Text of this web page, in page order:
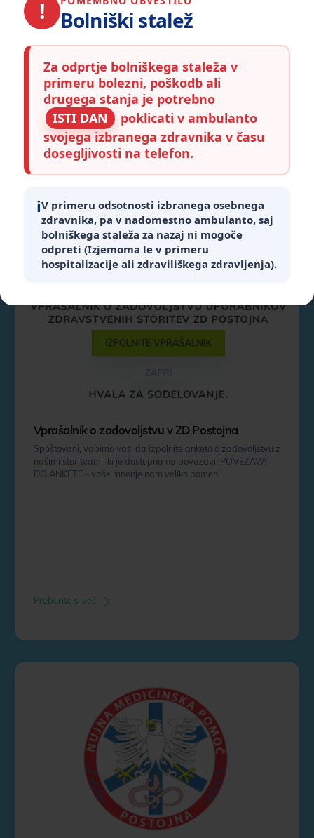
! Bolniški stalež
Za odprtje bolniškega staleža v
primeru bolezni, poškodb ali
drugega stanja je potrebno
ISTI DAN
poklicati v ambulanto
svojega izbranega zdravnika v času
dosegljivosti na telefon.
iV primeru odsotnosti izbranega osebnega
zdravnika, pa v nadomestno ambulanto, saj
bolniškega staleža za nazaj ni mogoče
odpreti (Izjemoma le v primeru
hospitalizacije ali zdraviliškega zdravljenja).
! Pomembno Bolniški stalež Za odprtje bolniškega staleža v
primeru bolezni, poškodb ali drugega stanja je potrebno ISTI
DAN poklicati v ambulanto svojega izbranega zdravnika v
izbranega osebnega zdravnika, pa v nadomestno
ambulanto, saj bolniškega staleža za nazaj ni mogoče
odpreti (Izjemoma le v primeru hospitalizacije ali […]
Preberite si več
Vprašalnik o zadovoljstvu v ZD Postojna
Spoštovani, vabimo vas, da izpolnite anketo o zadovoljstvu z
našimi storitvami, ki je dostopna na povezavi: POVEZAVA
DO ANKETE – vaše mnenje nam veliko pomeni!
Preberite si več